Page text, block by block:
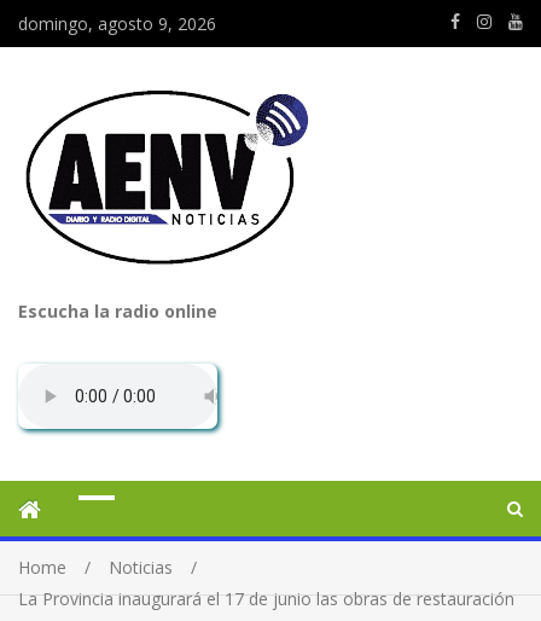
domingo, agosto 9, 2026
Escucha la radio online
Home
Noticias
La Provincia inaugurará el 17 de junio las obras de restauración